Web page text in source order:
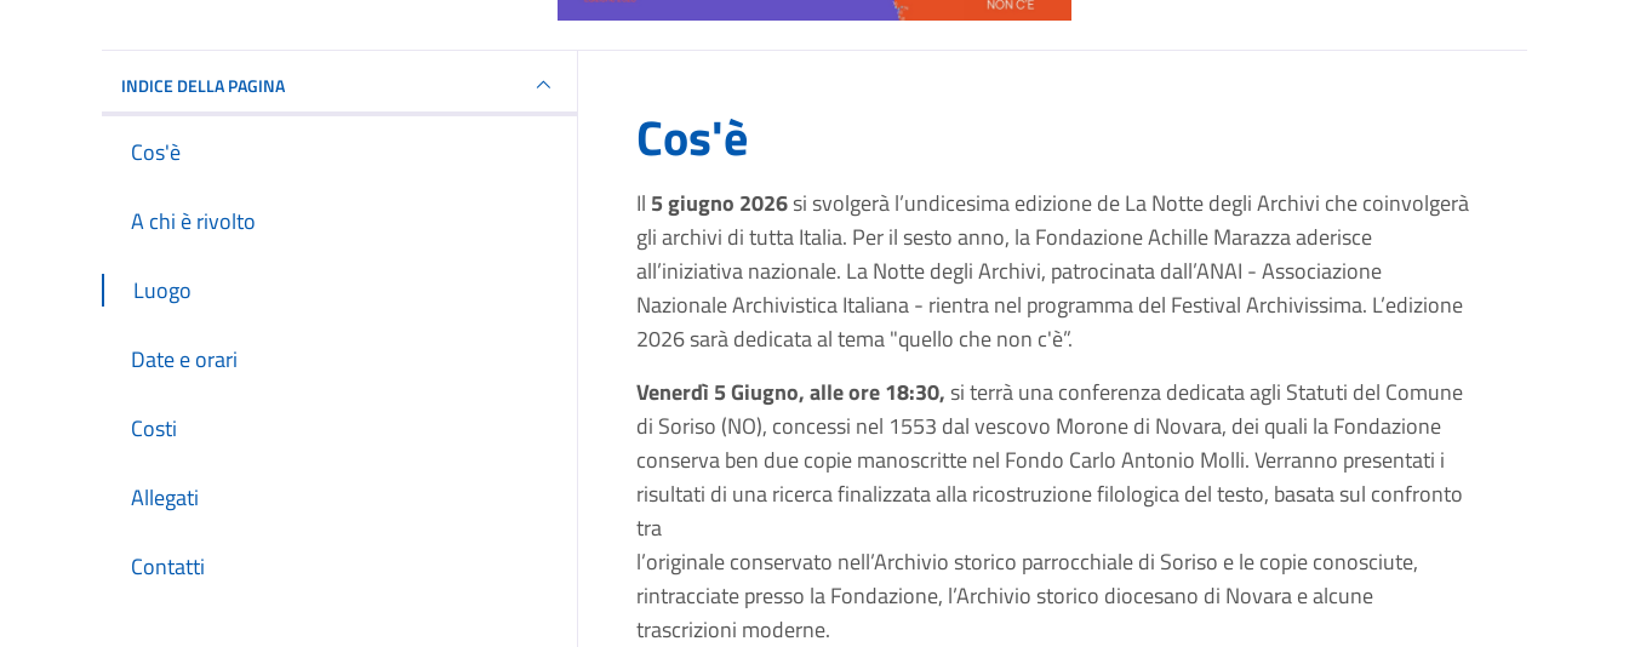
INDICE DELLA PAGINA
Cos'è
A chi è rivolto
Luogo
Date e orari
Costi
Allegati
Contatti
Cos'è
Il 5 giugno 2026si svolgerà l’undicesima edizione de La Notte degli Archivi che coinvolgerà
gli archivi di tutta Italia. Per il sesto anno, la Fondazione Achille Marazza aderisce
all’iniziativa nazionale. La Notte degli Archivi, patrocinata dall’ANAI - Associazione
Nazionale Archivistica Italiana - rientra nel programma del Festival Archivissima. L’edizione
2026 sarà dedicata al tema "quello che non c'è”.
Venerdì 5 Giugno, alle ore 18:30,si terrà una conferenza dedicata agli Statuti del Comune
di Soriso (NO), concessi nel 1553 dal vescovo Morone di Novara, dei quali la Fondazione
conserva ben due copie manoscritte nel Fondo Carlo Antonio Molli. Verranno presentati i
risultati di una ricerca finalizzata alla ricostruzione filologica del testo, basata sul confronto
tra
l’originale conservato nell’Archivio storico parrocchiale di Soriso e le copie conosciute,
rintracciate presso la Fondazione, l’Archivio storico diocesano di Novara e alcune
trascrizioni moderne.